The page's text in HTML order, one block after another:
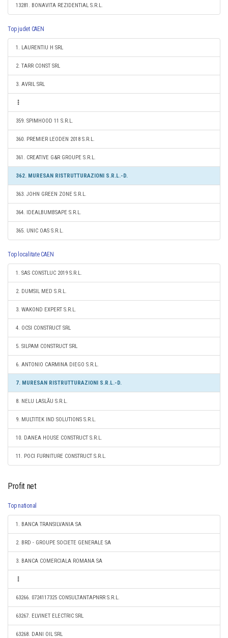
13281. BONAVITA REZIDENTIAL S.R.L.
Top judet CAEN
1. LAURENTIU H SRL
2. TARR CONST SRL
3. AVRIL SRL
359. SPIMHOOD 11 S.R.L.
360. PREMIER LEODEN 2018 S.R.L.
361. CREATIVE G&R GROUPE S.R.L.
362. MURESAN RISTRUTTURAZIONI S.R.L.-D.
363. JOHN GREEN ZONE S.R.L.
364. IDEALBUMBSAPE S.R.L.
365. UNIC OAS S.R.L.
Top localitate CAEN
1. SAS CONSTLUC 2019 S.R.L.
2. DUMSIL MED S.R.L.
3. WAKOND EXPERT S.R.L.
4. OCSI CONSTRUCT SRL
5. SILPAM CONSTRUCT SRL
6. ANTONIO CARMINA DIEGO S.R.L.
7. MURESAN RISTRUTTURAZIONI S.R.L.-D.
8. NELU LASLĂU S.R.L.
9. MULTITEK IND SOLUTIONS S.R.L.
10. DANEA HOUSE CONSTRUCT S.R.L.
11. POCI FURNITURE CONSTRUCT S.R.L.
Profit net
Top national
1. BANCA TRANSILVANIA SA
2. BRD - GROUPE SOCIETE GENERALE SA
3. BANCA COMERCIALA ROMANA SA
63266. 0724117325 CONSULTANTAPNRR S.R.L.
63267. ELVINET ELECTRIC SRL
63268. DANI OIL SRL